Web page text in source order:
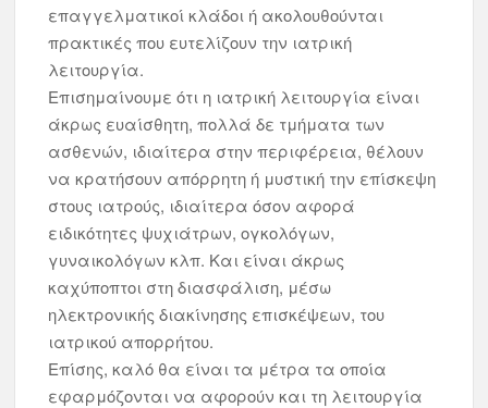
επαγγελματικοί κλάδοι ή ακολουθούνται
πρακτικές που ευτελίζουν την ιατρική
λειτουργία.
Επισημαίνουμε ότι η ιατρική λειτουργία είναι
άκρως ευαίσθητη, πολλά δε τμήματα των
ασθενών, ιδιαίτερα στην περιφέρεια, θέλουν
να κρατήσουν απόρρητη ή μυστική την επίσκεψη
στους ιατρούς, ιδιαίτερα όσον αφορά
ειδικότητες ψυχιάτρων, ογκολόγων,
γυναικολόγων κλπ. Και είναι άκρως
καχύποπτοι στη διασφάλιση, μέσω
ηλεκτρονικής διακίνησης επισκέψεων, του
ιατρικού απορρήτου.
Επίσης, καλό θα είναι τα μέτρα τα οποία
εφαρμόζονται να αφορούν και τη λειτουργία